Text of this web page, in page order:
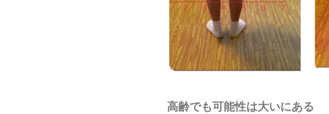
高齢でも可能性は大いにある